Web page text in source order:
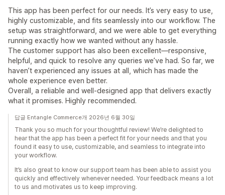
This app has been perfect for our needs. It’s very easy to use,
highly customizable, and fits seamlessly into our workflow. The
setup was straightforward, and we were able to get everything
running exactly how we wanted without any hassle.
The customer support has also been excellent—responsive,
helpful, and quick to resolve any queries we’ve had. So far, we
haven’t experienced any issues at all, which has made the
whole experience even better.
Overall, a reliable and well-designed app that delivers exactly
what it promises. Highly recommended.
답글 Entangle Commerce개 2026년 6월 30일
Thank you so much for your thoughtful review! We’re delighted to
hear that the app has been a perfect fit for your needs and that you
found it easy to use, customizable, and seamless to integrate into
your workflow.
It’s also great to know our support team has been able to assist you
quickly and effectively whenever needed. Your feedback means a lot
to us and motivates us to keep improving.